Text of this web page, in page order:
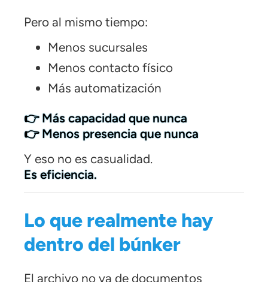
Pero al mismo tiempo:
Menos sucursales
Menos contacto físico
Más automatización
👉 Más capacidad que nunca
👉 Menos presencia que nunca
Y eso no es casualidad.
Es eficiencia.
Lo que realmente hay
dentro del búnker
El archivo no va de documentos